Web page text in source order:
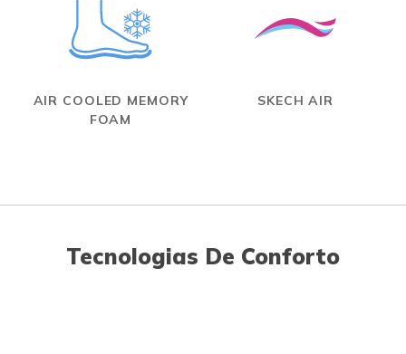
AIR COOLED MEMORY
FOAM
SKECH AIR
Tecnologias De Conforto